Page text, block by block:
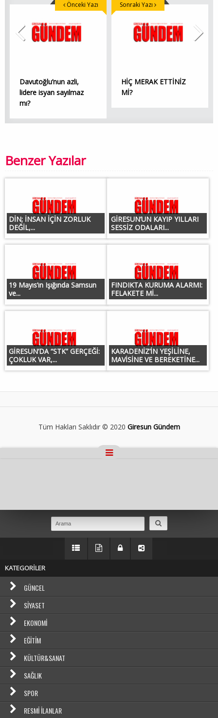
Davutoğlu’nun azli,
lidere isyan sayılmaz
mı?
Önceki Yazı
HİÇ MERAK ETTİNİZ
Mİ?
Sonraki Yazı
Benzer Yazılar
DİN; İNSAN İÇİN ZORLUK
DEĞİL,...
GİRESUN’UN KAYIP YILLARI
SESSİZ ODALARI...
19 Mayıs’ın Işığında Samsun
ve...
FINDIKTA KURUMA ALARMI:
FELAKETE Mİ...
GİRESUN’DA “STK” GERÇEĞİ:
ÇOKLUK VAR,...
KARADENİZ’İN YEŞİLİNE,
MAVİSİNE VE BEREKETİNE...
Tüm Hakları Saklıdır © 2020 Giresun Gündem
KATEGORİLER
GÜNCEL
SIYASET
EKONOMI
EĞITIM
KÜLTÜR&SANAT
SAĞLIK
SPOR
RESMI İLANLAR